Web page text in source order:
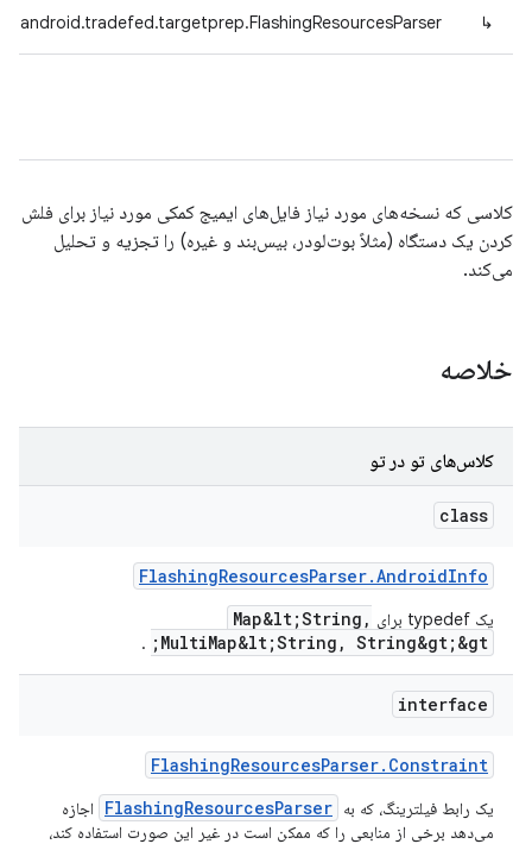
↳
کلاسی که نسخه‌های مورد نیاز فایل‌های ایمیج کمکی مورد نیاز برای فلش
کردن یک دستگاه (مثلاً بوت‌لودر، بیس‌بند و غیره) را تجزیه و تحلیل
می‌کند.
خلاصه
کلاس‌های تو در تو
class
FlashingResourcesParser.AndroidInfo
یک typedef برای
Map&lt;String,
MultiMap&lt;String, String&gt;&gt;
.
interface
FlashingResourcesParser. Constraint
یک رابط فیلترینگ، که به FlashingResourcesParser
اجازه
می‌دهد برخی از منابعی را که ممکن است در غیر این صورت استفاده کند،